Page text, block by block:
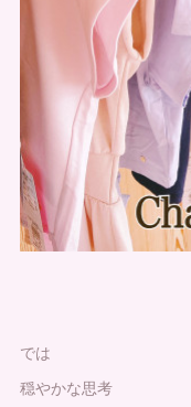
では
穏やかな思考